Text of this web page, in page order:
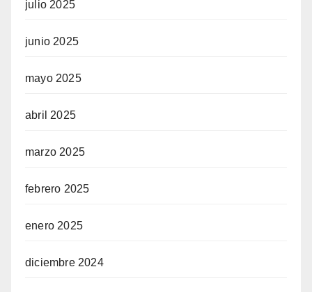
julio 2025
junio 2025
mayo 2025
abril 2025
marzo 2025
febrero 2025
enero 2025
diciembre 2024